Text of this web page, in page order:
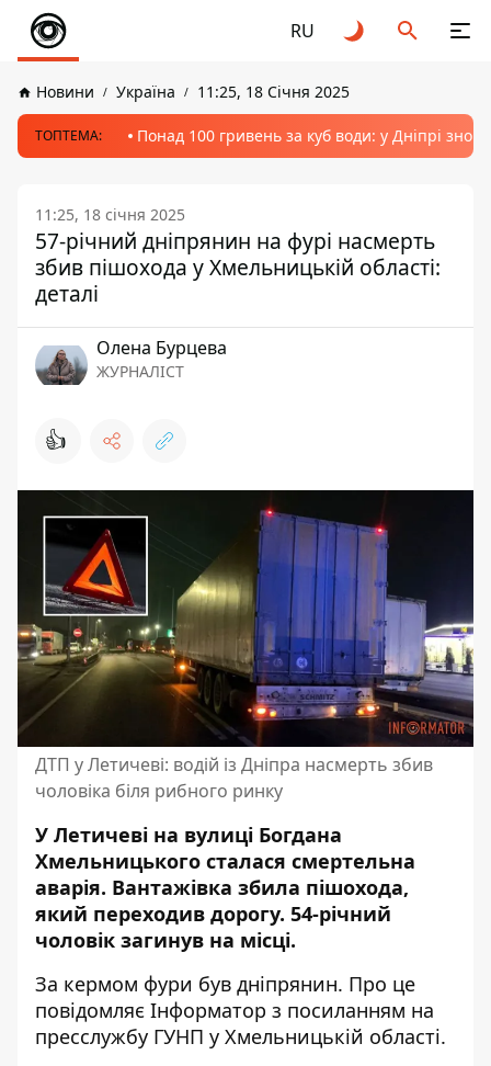
RU
Новини Україна 11:25, 18 Січня 2025
ТОПТЕМА: Понад 100 гривень за куб води: у Дніпрі
11:25, 18 січня 2025
57-річний дніпрянин на фурі насмерть
збив пішохода у Хмельницькій області:
деталі
Олена Бурцева
ЖУРНАЛІСТ
👍
ДТП у Летичеві: водій із Дніпра насмерть збив
чоловіка біля рибного ринку
У Летичеві на вулиці Богдана
Хмельницького сталася смертельна
аварія. Вантажівка збила пішохода,
який переходив дорогу. 54-річний
чоловік загинув на місці.
За кермом фури був дніпрянин. Про це
повідомляє Інформатор з посиланням на
пресслужбу ГУНП у Хмельницькій області.